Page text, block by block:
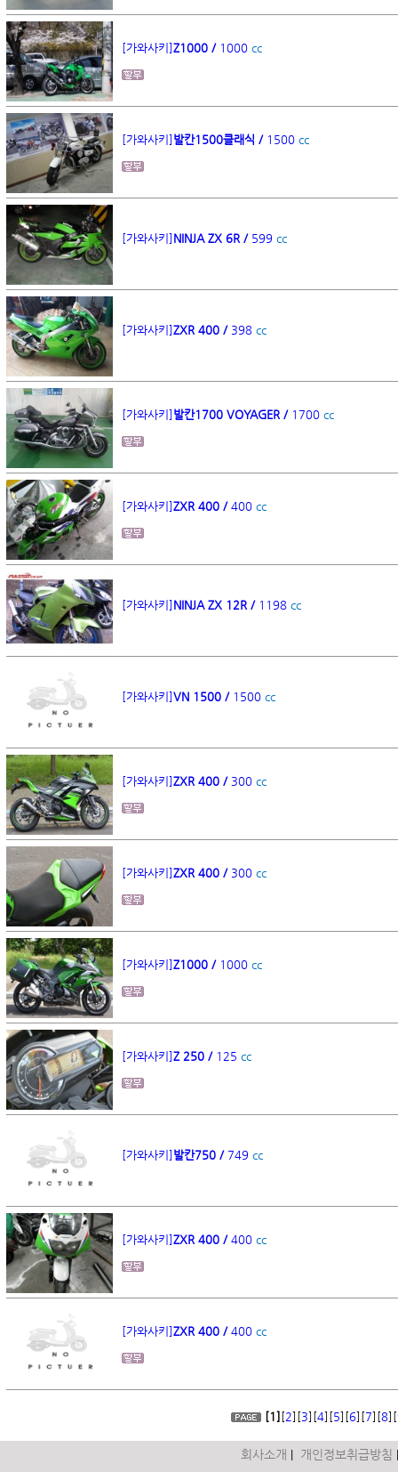
[가와사키]Z1000 / 1000 cc
[가와사키] 발칸1500클래식 / 1500 cc
[가와사키] NINJA ZX 6R / 599 cc
[가와사키]ZXR 400 / 398 cc
[가와사키] 발칸1700 VOYAGER / 1700 cc
[가와사키]ZXR 400 / 400 cc
[가와사키] NINJA ZX 12R / 1198 cc
[가와사키]VN 1500 / 1500 cc
[가와사키]ZXR 400 / 300 cc
[가와사키]ZXR 400 / 300 cc
[가와사키]Z1000 / 1000 cc
[가와사키]Z 250 / 125 cc
[가와사키] 발칸750 / 749 cc
[가와사키]ZXR 400 / 400 cc
[가와사키]ZXR 400 / 400 cc
[1][2][3][4][5][6][7][8][
회사소개 | 개인정보취급방침